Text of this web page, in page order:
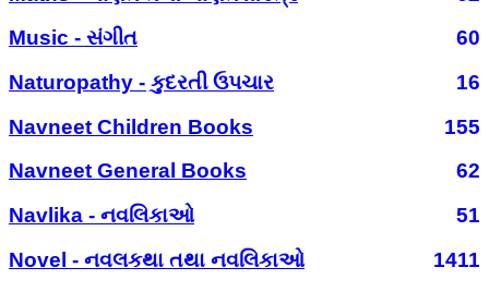
Music - સંગીત
60
Naturopathy - કુદરતી ઉપચાર
16
Navneet Children Books
155
Navneet General Books
62
Navlika - નવલિકાઓ
51
Novel - નવલકથા તથા નવલિકાઓ
1411